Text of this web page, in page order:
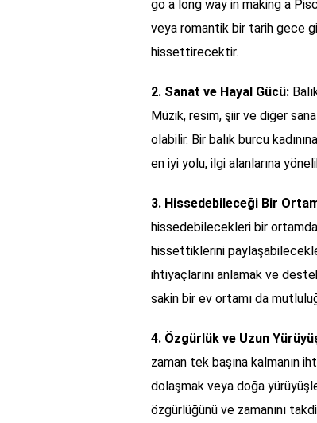
go a long way in making a
veya romantik bir tarih gece
hissettirecektir.
2. Sanat ve Hayal Gücü:
Müzik, resim, şiir ve diğer
olabilir. Bir balık burcu
en iyi yolu, ilgi alanlarına
3. Hissedebileceği Bir
hissedebilecekleri bir
hissettiklerini
ihtiyaçlarını anlamak ve
sakin bir ev ortamı da
4. Özgürlük ve Uzun
zaman tek başına kalmanın
dolaşmak veya doğa
özgürlüğünü ve zamanını